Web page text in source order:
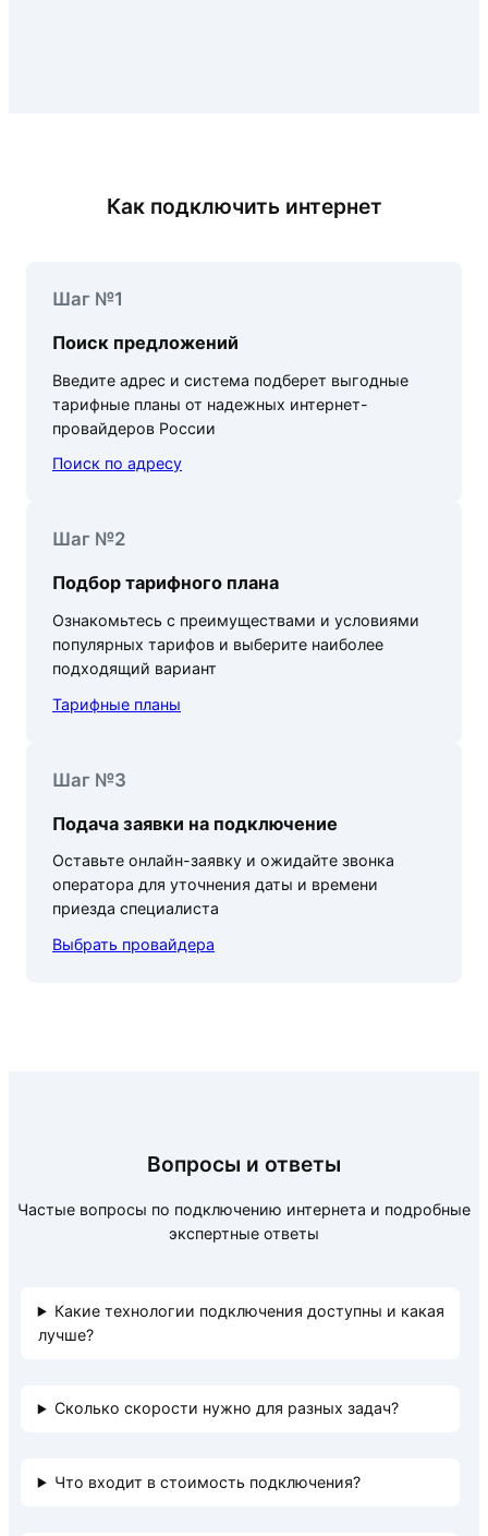
Как подключить интернет
Шаг №1
Поиск предложений
Введите адрес и система подберет выгодные
тарифные планы от надежных интернет-
провайдеров России
Поиск по адресу
Шаг №2
Подбор тарифного плана
Ознакомьтесь с преимуществами и условиями
популярных тарифов и выберите наиболее
подходящий вариант
Тарифные планы
Шаг №3
Подача заявки на подключение
Оставьте онлайн-заявку и ожидайте звонка
оператора для уточнения даты и времени
приезда специалиста
Выбрать провайдера
Вопросы и ответы
Частые вопросы по подключению интернета и подробные
экспертные ответы
Какие технологии подключения доступны и какая
лучше?
Сколько скорости нужно для разных задач?
Что входит в стоимость подключения?